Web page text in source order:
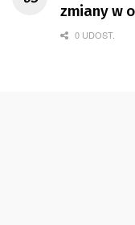
zmiany w
0 UDOST.